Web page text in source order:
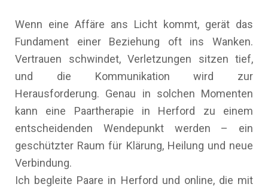
Wenn eine Affäre ans Licht kommt, gerät das
Fundament einer Beziehung oft ins Wanken.
Vertrauen schwindet, Verletzungen sitzen tief,
und die Kommunikation wird zur
Herausforderung. Genau in solchen Momenten
kann eine Paartherapie in Herford zu einem
entscheidenden Wendepunkt werden – ein
geschützter Raum für Klärung, Heilung und neue
Verbindung.
Ich begleite Paare in Herford und online, die mit